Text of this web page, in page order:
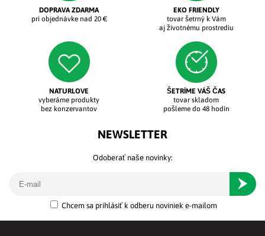
DOPRAVA ZDARMA
pri objednávke nad 20 €
EKO FRIENDLY
tovar šetrný k Vám
aj životnému prostrediu
NATURLOVE
vyberáme produkty
bez konzervantov
ŠETRÍME VÁŠ ČAS
tovar skladom
pošleme do 48 hodín
NEWSLETTER
Odoberať naše novinky:
Chcem sa prihlásiť k odberu noviniek e-mailom